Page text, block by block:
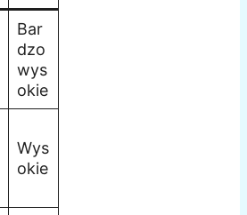
Bar
dzo
wys
okie
Wys
okie